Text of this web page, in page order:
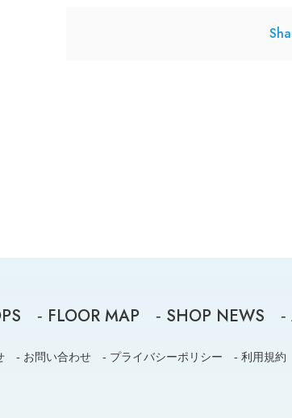
- FLOOR MAP - SHOP NEWS -
- お問い合わせ - プライバシーポリシー - 利用規約